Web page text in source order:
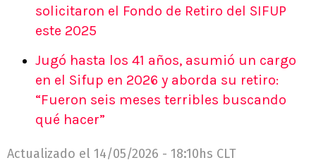
solicitaron el Fondo de Retiro del SIFUP
este 2025
Jugó hasta los 41 años, asumió un cargo
en el Sifup en 2026 y aborda su retiro:
“Fueron seis meses terribles buscando
qué hacer”
Actualizado el 14/05/2026 - 18:10hs CLT